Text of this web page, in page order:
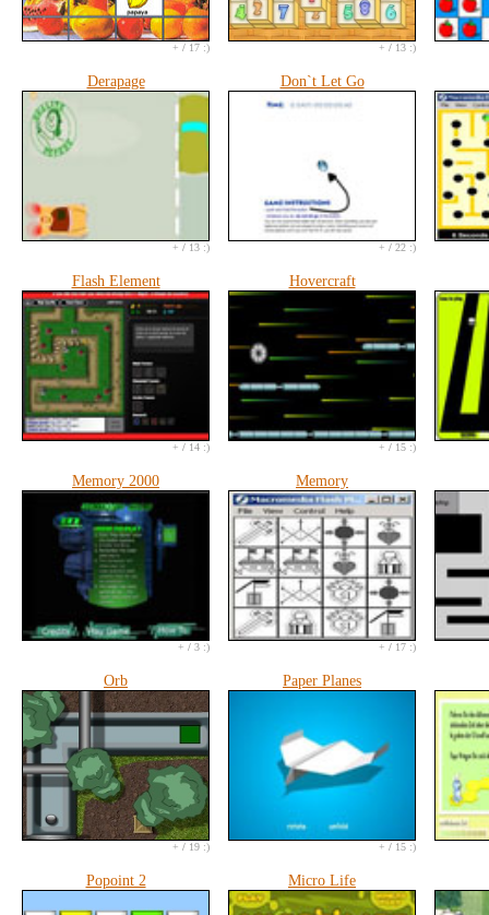
+ / 17 :) + / 13 :)
Derapage
+ / 13 :)
Don`t Let Go
+ / 22 :)
Flash Element
+ / 14 :)
Hovercraft
+ / 15 :)
Memory 2000
+ / 3 :)
Memory
+ / 17 :)
Orb
+ / 19 :)
Paper Planes
+ / 15 :)
Popoint 2 Micro Life